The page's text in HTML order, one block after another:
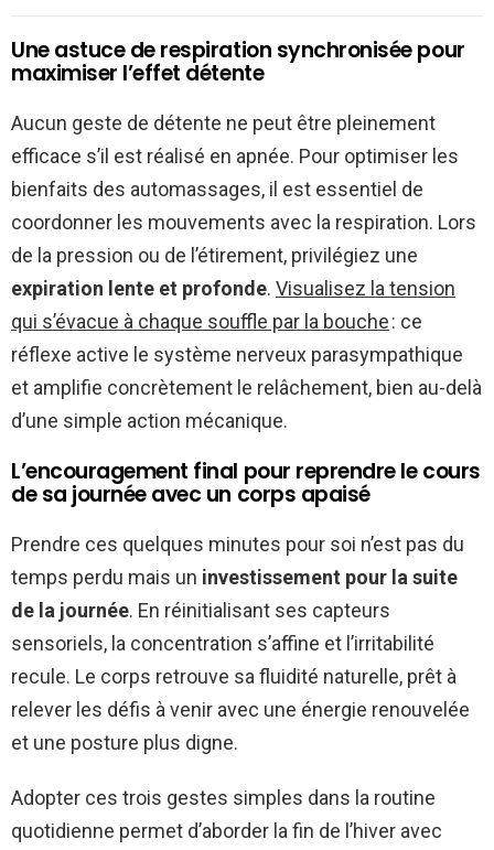
Une astuce de respiration synchronisée pour
maximiser l’effet détente
Aucun geste de détente ne peut être pleinement
efficace s’il est réalisé en apnée. Pour optimiser les
bienfaits des automassages, il est essentiel de
coordonner les mouvements avec la respiration. Lors
de la pression ou de l’étirement, privilégiez une
expiration lente et profonde. Visualisez la tension
qui s’évacue à chaque souffle par la bouche: ce
réflexe active le système nerveux parasympathique
et amplifie concrètement le relâchement, bien au-delà
d’une simple action mécanique.
L’encouragement final pour reprendre le cours
de sa journée avec un corps apaisé
Prendre ces quelques minutes pour soi n’est pas du
temps perdu mais un investissement pour la suite
de la journée. En réinitialisant ses capteurs
sensoriels, la concentration s’affine et l’irritabilité
recule. Le corps retrouve sa fluidité naturelle, prêt à
relever les défis à venir avec une énergie renouvelée
et une posture plus digne.
Adopter ces trois gestes simples dans la routine
quotidienne permet d’aborder la fin de l’hiver avec